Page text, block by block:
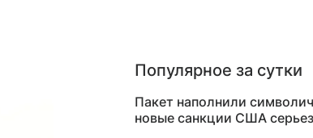
Популярное за сутки
Пакет наполнили
новые санкции США